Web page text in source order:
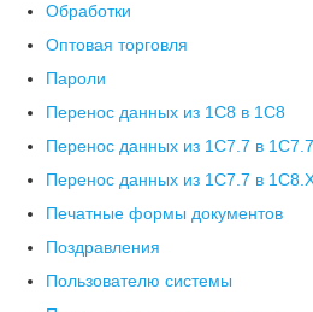
Обработки
Оптовая торговля
Пароли
Перенос данных из 1C8 в 1C8
Перенос данных из 1С7.7 в 1C7.7
Перенос данных из 1С7.7 в
Печатные формы документов
Поздравления
Пользователю системы